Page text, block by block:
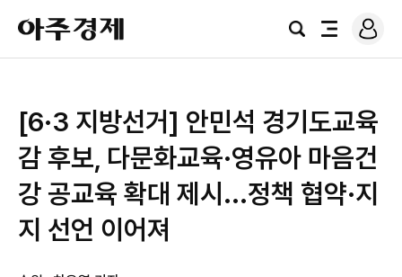
아
주
경
검
전
로
그
[6·3 지방선거] 안민석 경기도교육
감 후보, 다문화교육·영유아 마음건
강 공교육 확대 제시...정책 협약·지
지 선언 이어져